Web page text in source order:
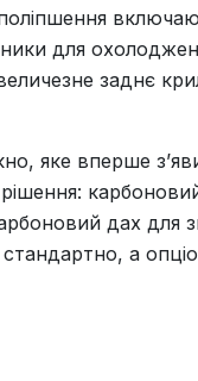
для
заднє
яке вперше
дах для
стандартно, а